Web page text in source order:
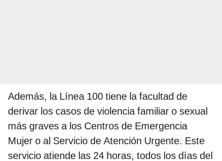
Además, la Línea 100 tiene la facultad de
derivar los casos de violencia familiar o sexual
más graves a los Centros de Emergencia
Mujer o al Servicio de Atención Urgente. Este
servicio atiende las 24 horas, todos los días del